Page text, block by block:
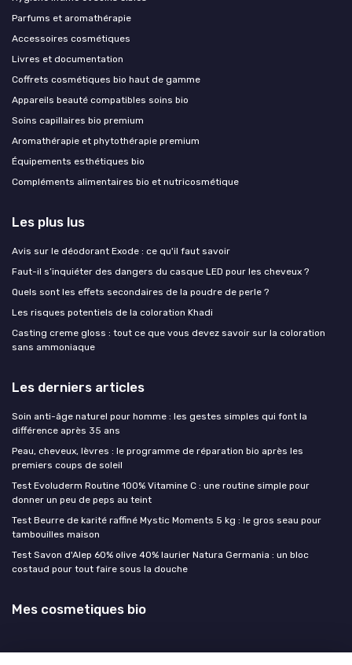
Parfums et aromathérapie
Accessoires cosmétiques
Livres et documentation
Coffrets cosmétiques bio haut de gamme
Appareils beauté compatibles soins bio
Soins capillaires bio premium
Aromathérapie et phytothérapie premium
Équipements esthétiques bio
Compléments alimentaires bio et nutricosmétique
Les plus lus
Avis sur le déodorant Exode : ce qu'il faut savoir
Faut-il s’inquiéter des dangers du casque LED pour les cheveux ?
Quels sont les effets secondaires de la poudre de perle ?
Les risques potentiels de la coloration Khadi
Casting creme gloss : tout ce que vous devez savoir sur la coloration
sans ammoniaque
Les derniers articles
Soin anti-âge naturel pour homme : les gestes simples qui font la
différence après 35 ans
Peau, cheveux, lèvres : le programme de réparation bio après les
premiers coups de soleil
Test Evoluderm Routine 100% Vitamine C : une routine simple pour
donner un peu de peps au teint
Test Beurre de karité raffiné Mystic Moments 5 kg : le gros seau pour
tambouilles maison
Test Savon d'Alep 60% olive 40% laurier Natura Germania : un bloc
costaud pour tout faire sous la douche
Mes cosmetiques bio